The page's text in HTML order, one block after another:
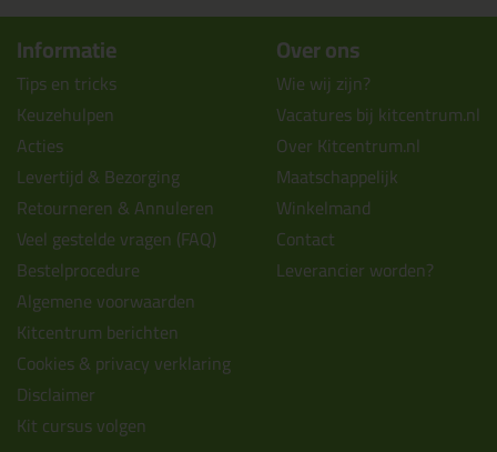
Informatie
Tips en tricks
Keuzehulpen
Acties
Levertijd & Bezorging
Retourneren & Annuleren
Veel gestelde vragen (FAQ)
Bestelprocedure
Algemene voorwaarden
Kitcentrum berichten
Cookies & privacy verklaring
Disclaimer
Kit cursus volgen
Over ons
Wie wij zijn?
Vacatures bij kitcentrum.nl
Over Kitcentrum.nl
Maatschappelijk
Winkelmand
Contact
Leverancier worden?